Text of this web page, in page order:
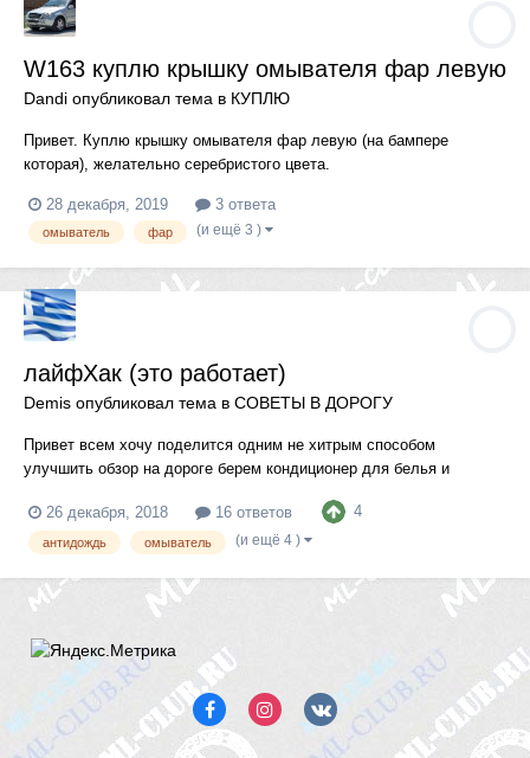
W163 куплю крышку омывателя фар левую
Dandi опубликовал тема в КУПЛЮ
Привет. Куплю крышку омывателя фар левую (на бампере
которая), желательно серебристого цвета.
28 декабря, 2019 3 ответа
омыватель фар (и ещё 3 )
лайфХак (это работает)
Demis опубликовал тема в СОВЕТЫ В ДОРОГУ
Привет всем хочу поделится одним не хитрым способом
улучшить обзор на дороге берем кондиционер для белья и
антидождь можно и боковые окна и зеркала намазать и
располировать, и грязи меньше прилипает и дождь вода скаты...
26 декабря, 2018 16 ответов 4
антидождь омыватель (и ещё 4 )